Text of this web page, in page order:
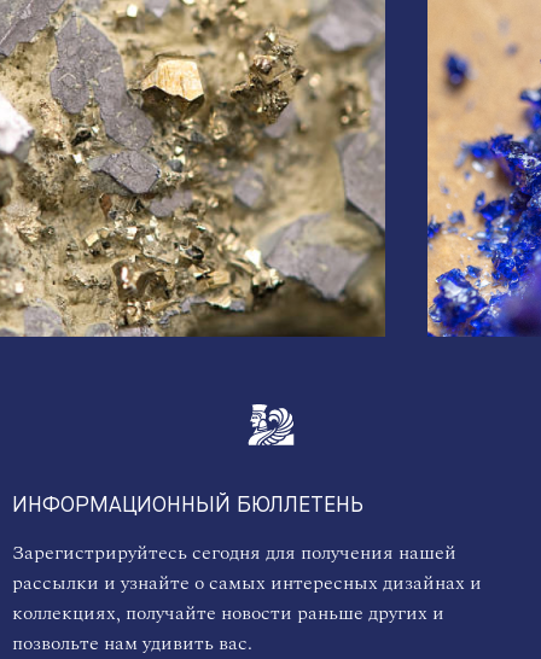
ИНФОРМАЦИОННЫЙ БЮЛЛЕТЕНЬ
Зарегистрируйтесь сегодня для получения нашей
рассылки и узнайте о самых интересных дизайнах и
коллекциях, получайте новости раньше других и
позвольте нам удивить вас.